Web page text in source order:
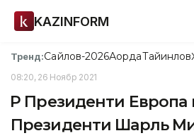
KAZINFORM
Тренд:Сайлов-2026АқордаТайинлов
08:20, 26 Ноябр 2021
ҚР Президенти
Президенти Шарль